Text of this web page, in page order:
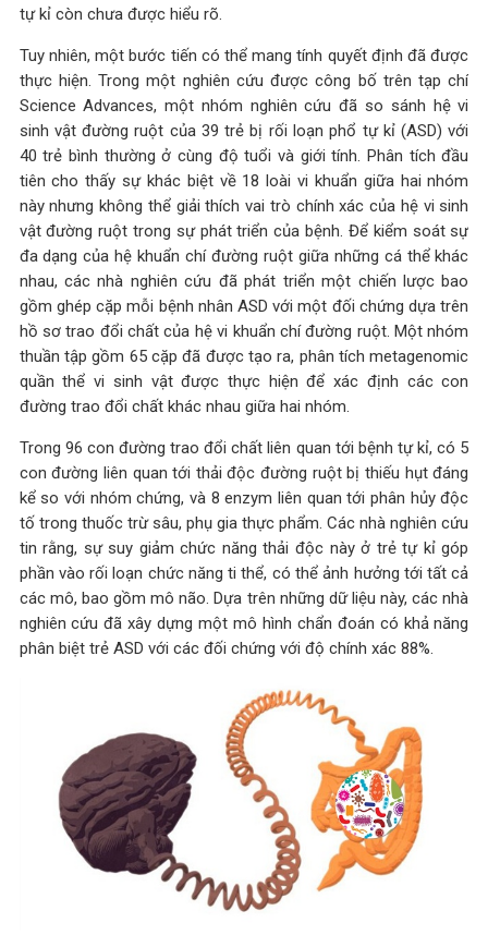
tự kỉ còn chưa được hiểu rõ.
Tuy nhiên, một bước tiến có thể mang tính quyết định đã được
thực hiện. Trong một nghiên cứu được công bố trên tạp chí
Science Advances, một nhóm nghiên cứu đã so sánh hệ vi
sinh vật đường ruột của 39 trẻ bị rối loạn phổ tự kỉ (ASD) với
40 trẻ bình thường ở cùng độ tuổi và giới tính. Phân tích đầu
tiên cho thấy sự khác biệt về 18 loài vi khuẩn giữa hai nhóm
này nhưng không thể giải thích vai trò chính xác của hệ vi sinh
vật đường ruột trong sự phát triển của bệnh. Để kiểm soát sự
đa dạng của hệ khuẩn chí đường ruột giữa những cá thể khác
nhau, các nhà nghiên cứu đã phát triển một chiến lược bao
gồm ghép cặp mỗi bệnh nhân ASD với một đối chứng dựa trên
hồ sơ trao đổi chất của hệ vi khuẩn chí đường ruột. Một nhóm
thuần tập gồm 65 cặp đã được tạo ra, phân tích metagenomic
quần thể vi sinh vật được thực hiện để xác định các con
đường trao đổi chất khác nhau giữa hai nhóm.
Trong 96 con đường trao đổi chất liên quan tới bệnh tự kỉ, có 5
con đường liên quan tới thải độc đường ruột bị thiếu hụt đáng
kể so với nhóm chứng, và 8 enzym liên quan tới phân hủy độc
tố trong thuốc trừ sâu, phụ gia thực phẩm. Các nhà nghiên cứu
tin rằng, sự suy giảm chức năng thải độc này ở trẻ tự kỉ góp
phần vào rối loạn chức năng ti thể, có thể ảnh hưởng tới tất cả
các mô, bao gồm mô não. Dựa trên những dữ liệu này, các nhà
nghiên cứu đã xây dựng một mô hình chẩn đoán có khả năng
phân biệt trẻ ASD với các đối chứng với độ chính xác 88%.